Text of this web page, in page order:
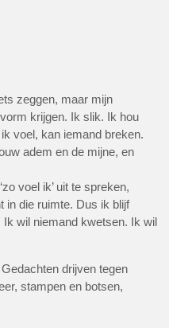
zeggen, maar mijn
krijgen. Ik slik. Ik hou
voel, kan iemand breken.
adem en de mijne, en
voel ik’ uit te spreken,
in die ruimte. Dus ik blijf
wil niemand kwetsen. Ik wil
drijven tegen
stampen en botsen,